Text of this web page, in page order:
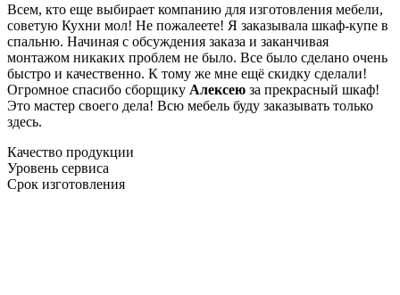
Всем, кто еще выбирает компанию для изготовления мебели,
советую Кухни мол! Не пожалеете! Я заказывала шкаф-купе в
спальню. Начиная с обсуждения заказа и заканчивая
монтажом никаких проблем не было. Все было сделано очень
быстро и качественно. К тому же мне ещё скидку сделали!
Огромное спасибо сборщику Алексею за прекрасный шкаф!
Это мастер своего дела! Всю мебель буду заказывать только
здесь.
Качество продукции
Уровень сервиса
Срок изготовления